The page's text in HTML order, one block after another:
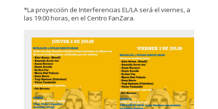
*La proyección de Interferencias EL/LA será el viernes, a
las 19:00 horas, en el Centro FanZara.